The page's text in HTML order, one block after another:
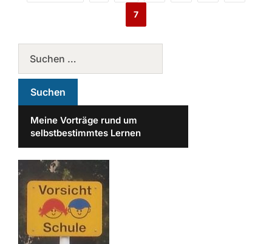
7
Meine Vorträge rund um
selbstbestimmtes Lernen